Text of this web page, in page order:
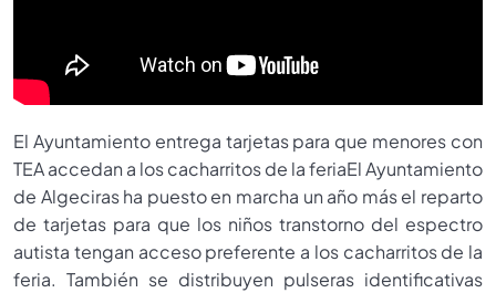
El Ayuntamiento entrega tarjetas para que menores con
TEA accedan a los cacharritos de la feriaEl Ayuntamiento
de Algeciras ha puesto en marcha un año más el reparto
de tarjetas para que los niños transtorno del espectro
autista tengan acceso preferente a los cacharritos de la
feria. También se distribuyen pulseras identificativas